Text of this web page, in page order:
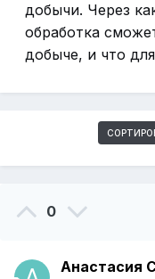
добычи. Через
обработка
добыче, и что
0
Анастасия